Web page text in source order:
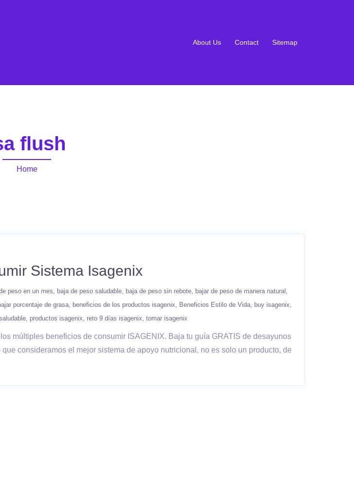
About Us Contact Sitemap
flush
Home
Sistema Isagenix
peso en un mes baja de peso saludable baja de peso sin rebote
bajar de peso de manera natural
porcentaje de grasa beneficios de los productos isagenix Beneficios Estilo de Vida
buy isagenix
productos isagenix reto 9 días isagenix tomar isagenix
múltiples beneficios de consumir ISAGENIX. Baja tu guía GRATIS de desayunos
consideramos el mejor sistema de apoyo nutricional, no es solo un producto, de